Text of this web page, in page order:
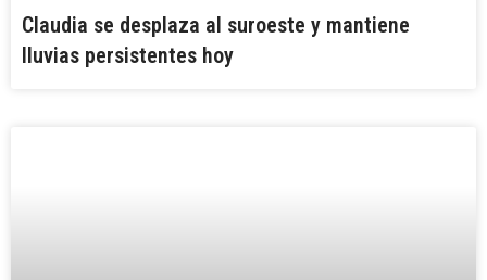
Claudia se desplaza al suroeste y mantiene
lluvias persistentes hoy